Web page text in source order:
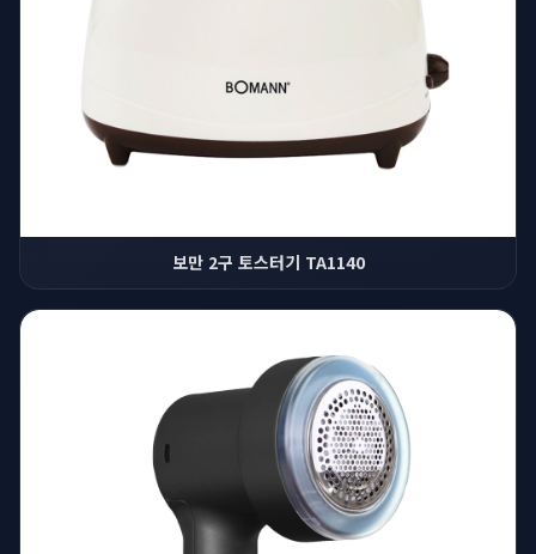
보만 2구 토스터기 TA1140